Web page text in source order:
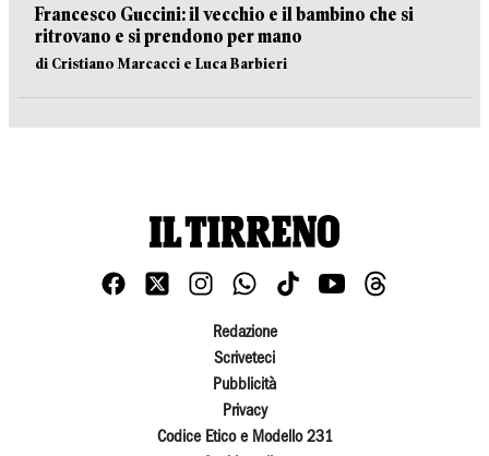
Francesco Guccini: il vecchio e il bambino che si
ritrovano e si prendono per mano
di Cristiano Marcacci e Luca Barbieri
Redazione
Scriveteci
Pubblicità
Privacy
Codice Etico e Modello 231